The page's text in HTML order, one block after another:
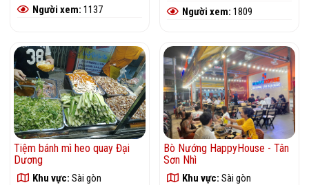
Người xem: 1137
Người xem: 1809
Tiệm bánh mì heo quay Đại
Dương
Khu vực: Sài gòn
Bò Nướng HappyHouse - Tân
Sơn Nhì
Khu vực: Sài gòn